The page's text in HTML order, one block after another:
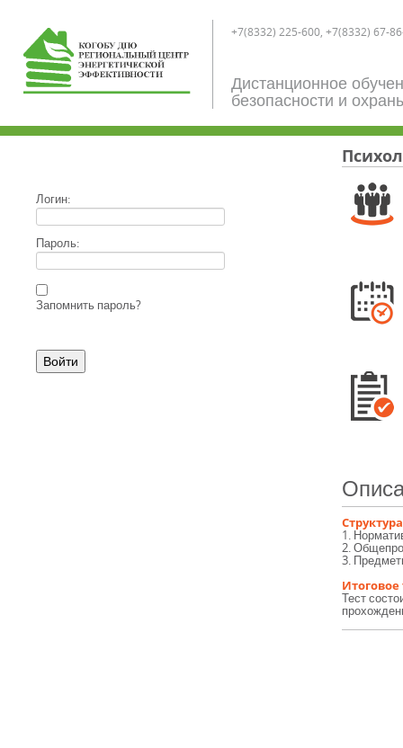
+7(8332) 225-600, +7(8332) 67-
Дистанционное
безопасности и
Логин:
Пароль:
Запомнить пароль?
1.
2.
3.
Тест